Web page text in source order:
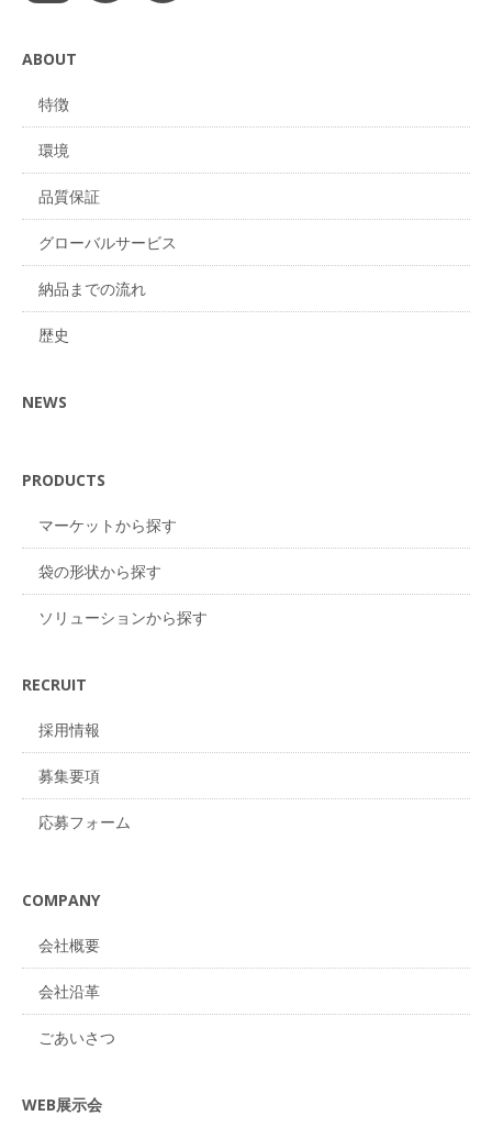
ABOUT
特徴
環境
品質保証
グローバルサービス
納品までの流れ
歴史
NEWS
PRODUCTS
マーケットから探す
袋の形状から探す
ソリューションから探す
RECRUIT
採用情報
募集要項
応募フォーム
COMPANY
会社概要
会社沿革
ごあいさつ
WEB展示会